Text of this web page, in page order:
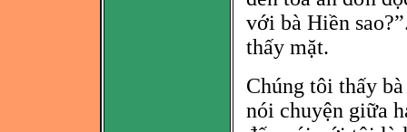
với bà Hiền
thấy mặt.
Chúng tôi thấy
nói chuyện giữa